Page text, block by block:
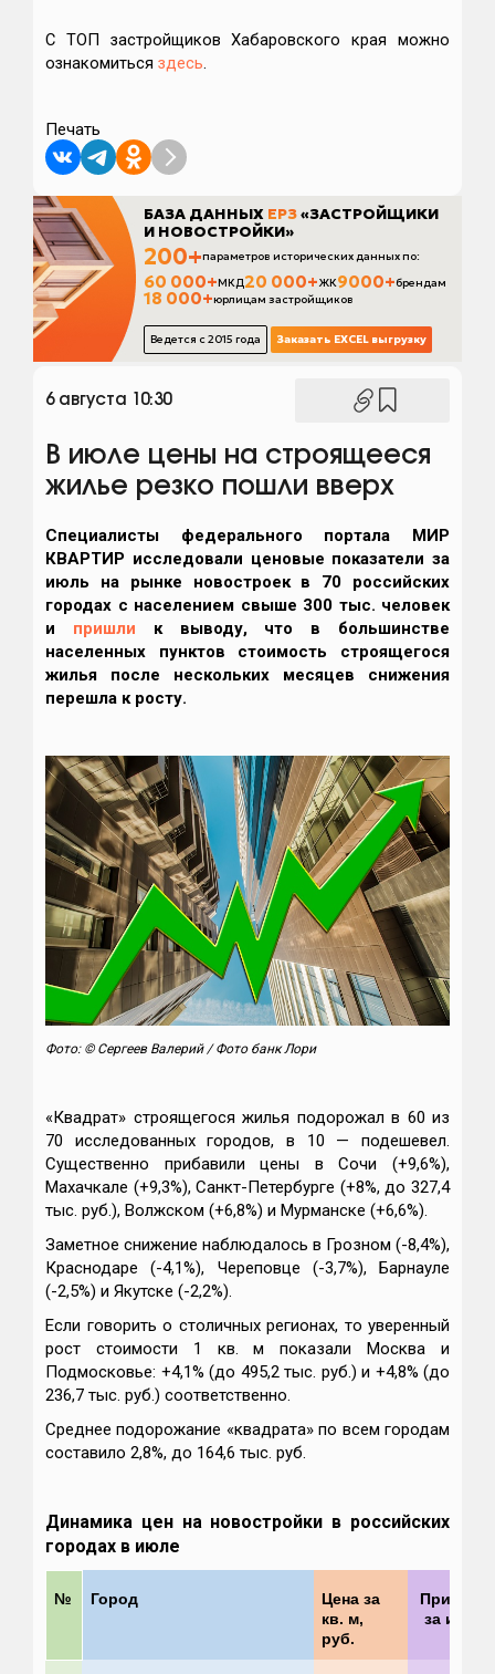
С ТОП застройщиков Хабаровского края можно
ознакомиться здесь.
Печать
6 августа 10:30
В июле цены на строящееся
жилье резко пошли вверх
Специалисты федерального портала МИР
КВАРТИР исследовали ценовые показатели за
июль на рынке новостроек в 70 российских
городах с населением свыше 300 тыс. человек
и пришли к выводу, что в большинстве
населенных пунктов стоимость строящегося
жилья после нескольких месяцев снижения
перешла к росту.
Фото: © Сергеев Валерий / Фото банк Лори
«Квадрат» строящегося жилья подорожал в 60 из
70 исследованных городов, в 10 — подешевел.
Существенно прибавили цены в Сочи (+9,6%),
Махачкале (+9,3%), Санкт-Петербурге (+8%, до 327,4
тыс. руб.), Волжском (+6,8%) и Мурманске (+6,6%).
Заметное снижение наблюдалось в Грозном (-8,4%),
Краснодаре (-4,1%), Череповце (-3,7%), Барнауле
(-2,5%) и Якутске (-2,2%).
Если говорить о столичных регионах, то уверенный
рост стоимости 1 кв. м показали Москва и
Подмосковье: +4,1% (до 495,2 тыс. руб.) и +4,8% (до
236,7 тыс. руб.) соответственно.
Среднее подорожание «квадрата» по всем городам
составило 2,8%, до 164,6 тыс. руб.
Динамика цен на новостройки в российских
городах в июле
№ Город
Цена за
кв. м,
руб.
Прирост
за июль